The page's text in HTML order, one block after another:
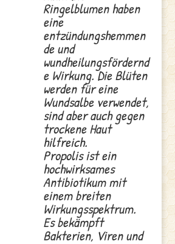
Ringelblumen haben
eine
entzündungshemmen
de und
wundheilungsfördernd
e Wirkung. Die Blüten
werden für eine
Wundsalbe verwendet,
sind aber auch gegen
trockene Haut
hilfreich.
Propolis ist ein
hochwirksames
Antibiotikum mit
einem breiten
Wirkungsspektrum.
Es bekämpft
Bakterien, Viren und